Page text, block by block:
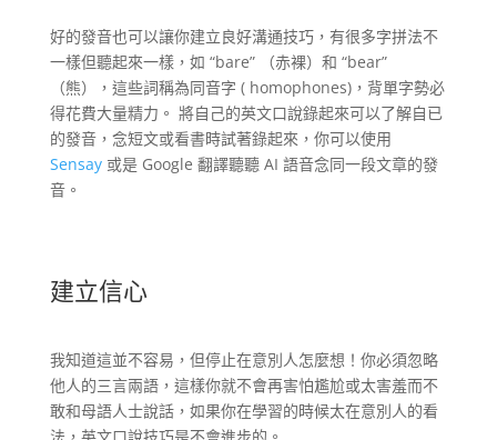
好的發音也可以讓你建立良好溝通技巧，有很多字拼法不
一樣但聽起來一樣，如 “bare” （赤裸）和 “bear”
（熊），這些詞稱為同音字 ( homophones)，背單字勢必
得花費大量精力。 將自己的英文口說錄起來可以了解自已
的發音，念短文或看書時試著錄起來，你可以使用
Sensay或是 Google 翻譯聽聽 AI 語音念同一段文章的發
音。
建立信心
我知道這並不容易，但停止在意別人怎麼想！你必須忽略
他人的三言兩語，這樣你就不會再害怕尷尬或太害羞而不
敢和母語人士說話，如果你在學習的時候太在意別人的看